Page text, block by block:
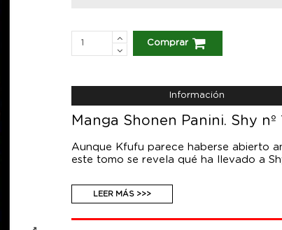
Comprar
Información
Manga Shonen Panini. Shy nº
Aunque Kfufu parece haberse abierto
este tomo se revela qué ha llevado a
LEER MÁS >>>